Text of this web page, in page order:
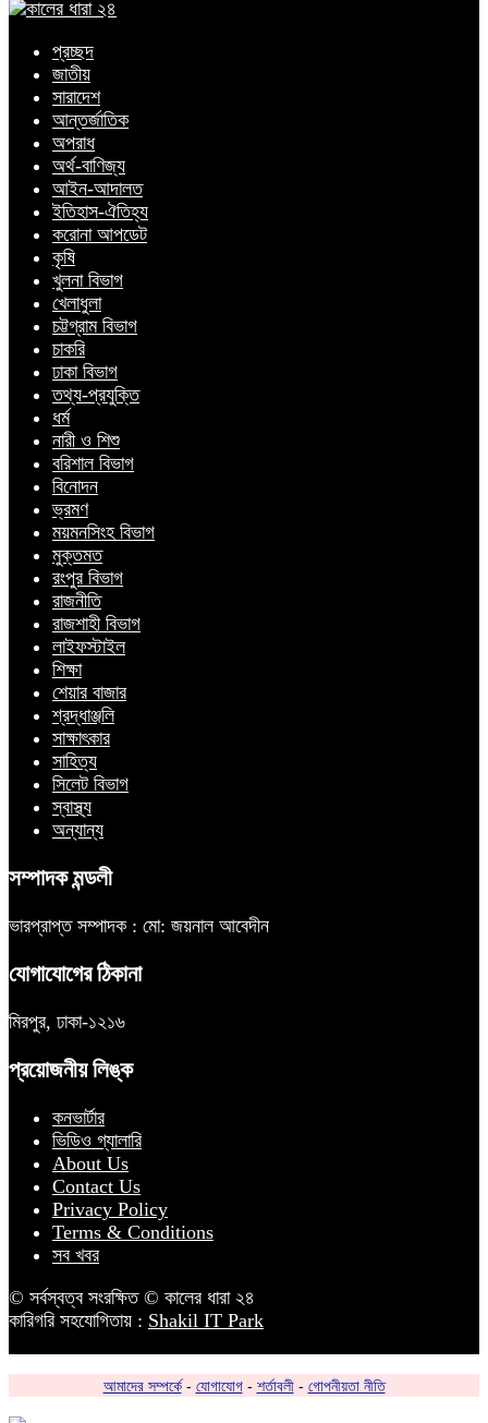
প্রচ্ছদ
জাতীয়
সারাদেশ
আন্তর্জাতিক
অপরাধ
অর্থ-বাণিজ্য
আইন-আদালত
ইতিহাস-ঐতিহ্য
করোনা আপডেট
কৃষি
খুলনা বিভাগ
খেলাধুলা
চট্টগ্রাম বিভাগ
চাকরি
ঢাকা বিভাগ
তথ্য-প্রযুক্তি
ধর্ম
নারী ও শিশু
বরিশাল বিভাগ
বিনোদন
ভ্রমণ
ময়মনসিংহ বিভাগ
মুক্তমত
রংপুর বিভাগ
রাজনীতি
রাজশাহী বিভাগ
লাইফস্টাইল
শিক্ষা
শেয়ার বাজার
শ্রদ্ধাঞ্জলি
সাক্ষাৎকার
সাহিত্য
সিলেট বিভাগ
স্বাস্থ্য
অন্যান্য
সম্পাদক মন্ডলী
ভারপ্রাপ্ত সম্পাদক : মো: জয়নাল আবেদীন
যোগাযোগের ঠিকানা
মিরপুর, ঢাকা-১২১৬
প্রয়োজনীয় লিঙ্ক
কনভার্টার
ভিডিও গ্যালারি
About Us
Contact Us
Privacy Policy
Terms & Conditions
সব খবর
© সর্বস্বত্ব সংরক্ষিত © কালের ধারা ২৪
কারিগরি সহযোগিতায় : Shakil IT Park
আমাদের সম্পর্কে- যোগাযোগ- শর্তাবলী- গোপনীয়তা নীতি